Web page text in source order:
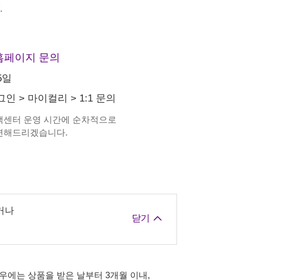
페이지 문의
인 > 마이컬리 > 1:1 문의
센터 운영 시간에 순차적으로
해드리겠습니다.
나
닫기
에는 상품을 받은 날부터 3개월 이내,